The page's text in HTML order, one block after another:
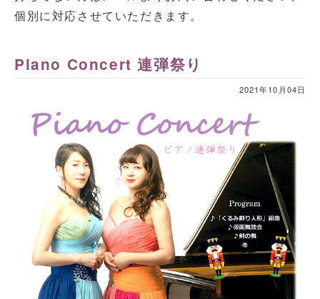
個別に対応させていただきます。
Piano Concert 連弾祭り
2021年10月04日